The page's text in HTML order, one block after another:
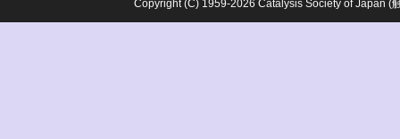
Copyright (C) 1959-2026 Catalysis Society of Japan (